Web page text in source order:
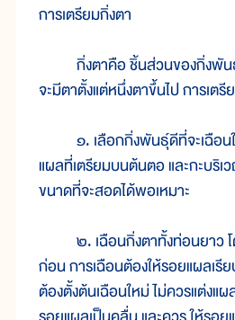
การเตรียมกิ่งตา
กิ่งตาคือ ชิ้นส่วนของกิ่งพันธุ์
จะมีตาตั้งแต่หนึ่งตาขึ้นไป การเต
๑. เลือกกิ่งพันธุ์ดีที่จะเฉือน
แผลที่เตรียมบนต้นตอ และกะบริเ
ขนาดที่จะสอดได้พอเหมาะ
๒. เฉือนกิ่งตาทั้งท่อนยาว โ
ก่อน การเฉือนต้องให้รอยแผลเรีย
ต้องตั้งต้นเฉือนใหม่ ไม่ควรแต่งแผ